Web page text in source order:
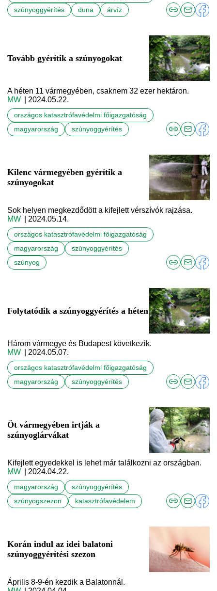
szúnyoggyérítés
duna árvíz
Tovább gyérítik a szúnyogokat
A héten 11 vármegyében, csaknem 32 ezer hektáron.
MW
| 2024.05.22.
országos katasztrófavédelmi főigazgatóság
magyarország
szúnyoggyérítés
Kilenc vármegyében gyérítik a
szúnyogokat
Sok helyen megkezdődött a kifejlett vérszívók rajzása.
MW
| 2024.05.14.
országos katasztrófavédelmi főigazgatóság
magyarország
szúnyoggyérítés
szúnyog
Folytatódik a szúnyoggyérítés a héten
Három vármegye és Budapest következik.
MW
| 2024.05.07.
országos katasztrófavédelmi főigazgatóság
magyarország
szúnyoggyérítés
Öt vármegyében irtják a
szúnyoglárvákat
Kifejlett egyedekkel is lehet már találkozni az országban.
MW
| 2024.04.22.
magyarország
szúnyoggyérítés
szúnyogszezon
katasztrófavédelem
Korán indul az idei balatoni
szúnyoggyérítési szezon
Április 8-9-én kezdik a Balatonnál.